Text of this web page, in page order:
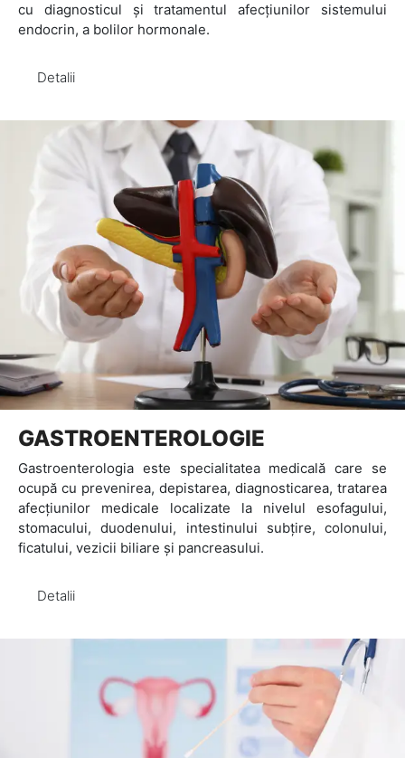
cu diagnosticul și tratamentul afecțiunilor sistemului
endocrin, a bolilor hormonale.
Detalii
GASTROENTEROLOGIE
Gastroenterologia este specialitatea medicală care se
ocupă cu prevenirea, depistarea, diagnosticarea, tratarea
afecțiunilor medicale localizate la nivelul esofagului,
stomacului, duodenului, intestinului subţire, colonului,
ficatului, vezicii biliare și pancreasului.
Detalii